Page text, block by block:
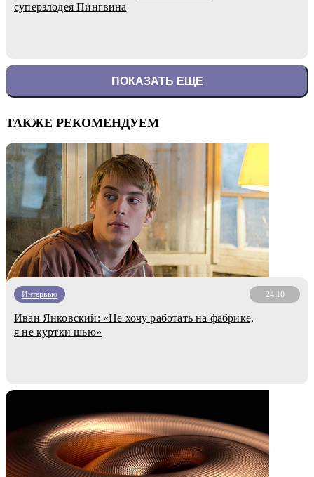
суперзлодея Пингвина
ПОКАЗАТЬ ЕЩЕ
ТАКЖЕ РЕКОМЕНДУЕМ
Интервью 24.10
Иван Янковский: «Не хочу работать на фабрике,
я не куртки шью»